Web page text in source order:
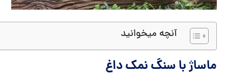
آنچه میخوانید
ماساژ با سنگ نمک داغ